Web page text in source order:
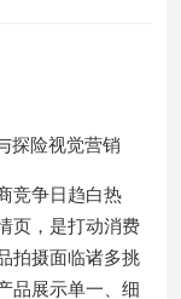
探险视觉营销
竞争日趋白热
页，是打动消费
拍摄面临诸多挑
品展示单一、细